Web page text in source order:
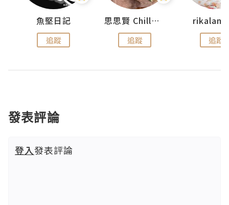
魚堅日記
追蹤
思思賢 ChillMyBabe
追蹤 追蹤
發表評論
登入發表評論